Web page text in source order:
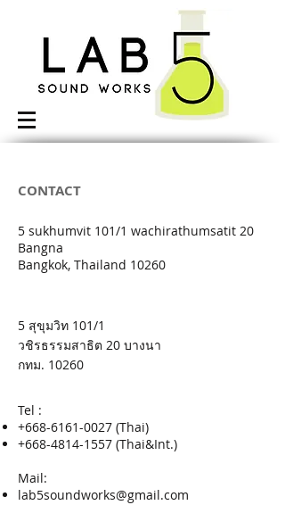
CONTACT
5 sukhumvit 101/1 wachirathumsatit 20
Bangna
Bangkok, Thailand 10260
5 สุขุมวิท 101/1
วชิรธรรมสาธิต 20 บางนา
กทม. 10260
Tel :
+668-6161-0027 (Thai)
+668-4814-1557 (Thai&Int.)
Mail:
lab5soundworks@gmail.com